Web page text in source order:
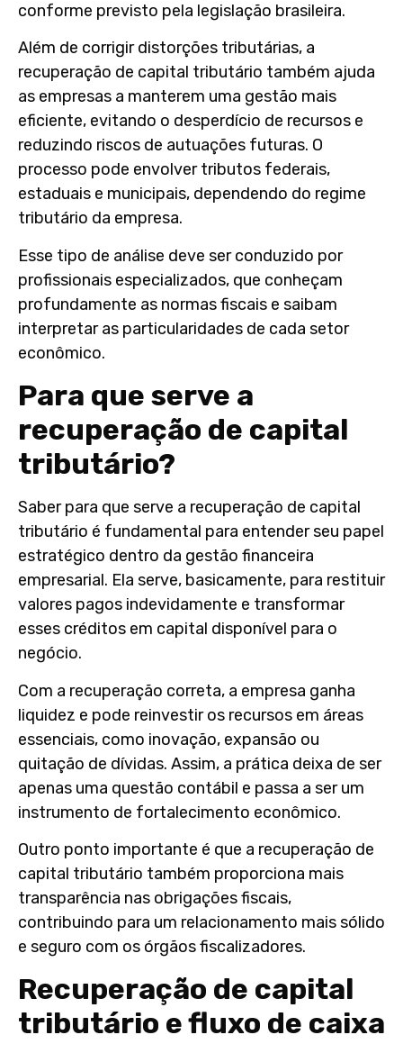
conforme previsto pela legislação brasileira.
Além de corrigir distorções tributárias, a
recuperação de capital tributário também ajuda
as empresas a manterem uma gestão mais
eficiente, evitando o desperdício de recursos e
reduzindo riscos de autuações futuras. O
processo pode envolver tributos federais,
estaduais e municipais, dependendo do regime
tributário da empresa.
Esse tipo de análise deve ser conduzido por
profissionais especializados, que conheçam
profundamente as normas fiscais e saibam
interpretar as particularidades de cada setor
econômico.
Para que serve a
recuperação de capital
tributário?
Saberpara que serve a recuperação de capital
tributário é fundamental para entender seu papel
estratégico dentro da gestão financeira
empresarial. Ela serve, basicamente, para restituir
valores pagos indevidamente e transformar
esses créditos em capital disponível para o
negócio.
Com a recuperação correta, a empresa ganha
liquidez e pode reinvestir os recursos em áreas
essenciais, como inovação, expansão ou
quitação de dívidas. Assim, a prática deixa de ser
apenas uma questão contábil e passa a ser um
instrumento de fortalecimento econômico.
Outro ponto importante é que a recuperação de
capital tributário também proporciona mais
transparência nas obrigações fiscais,
contribuindo para um relacionamento mais sólido
e seguro com os órgãos fiscalizadores.
Recuperação de capital
tributário e fluxo de caixa